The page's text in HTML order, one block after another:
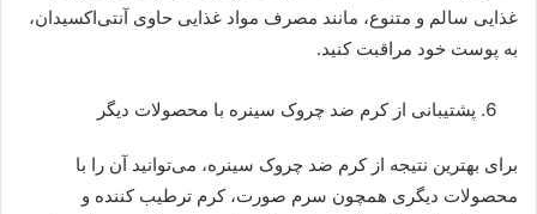
غذایی سالم و متنوع، مانند مصرف مواد غذایی حاوی آنتی‌اکسیدان،
به پوست خود مراقبت کنید.
پشتیبانی از کرم ضد چروک سینره با محصولات دیگر
برای بهترین نتیجه از کرم ضد چروک سینره، می‌توانید آن را با
محصولات دیگری همچون سرم صورت، کرم ترطیب کننده و